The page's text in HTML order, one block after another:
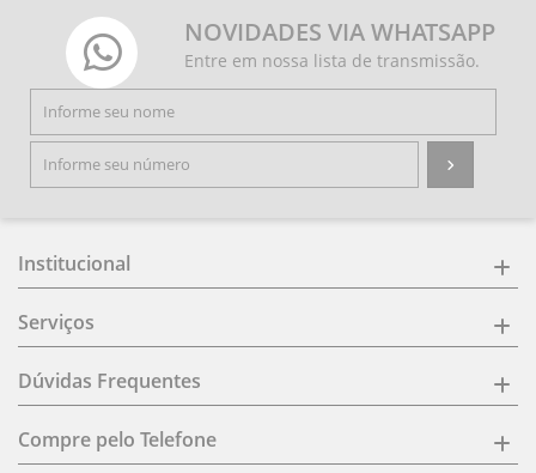
NOVIDADES VIA WHATSAPP
Entre em nossa lista de transmissão.
Institucional
Serviços
Dúvidas Frequentes
Compre pelo Telefone